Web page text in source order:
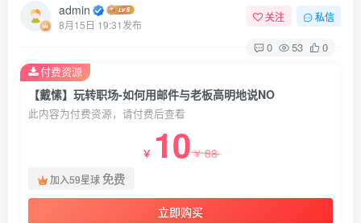
admin
8月15日 19:31发布
关注 私信
0 53 0
【戴愫】玩转职场-如何用邮件与老板高明地说NO
此内容为付费资源，请付费后查看
￥ 10￥88
加入59星球免费
立即购买
付费资源